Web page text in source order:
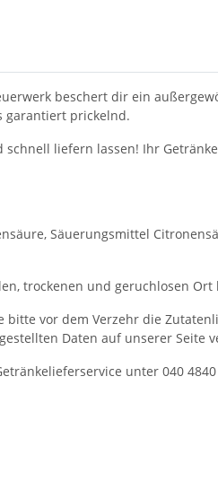
beschert dir ein
garantiert prickelnd.
liefern lassen! Ihr
Säuerungsmittel
trockenen und geruchlosen Ort
vor dem Verzehr die
Daten auf unserer Seite
unter 040